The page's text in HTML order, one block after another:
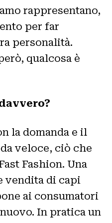
rappresentano,
per far
personalità.
qualcosa è
la domanda e il
veloce, ciò che
Fashion. Una
vendita di capi
ai consumatori
In pratica un